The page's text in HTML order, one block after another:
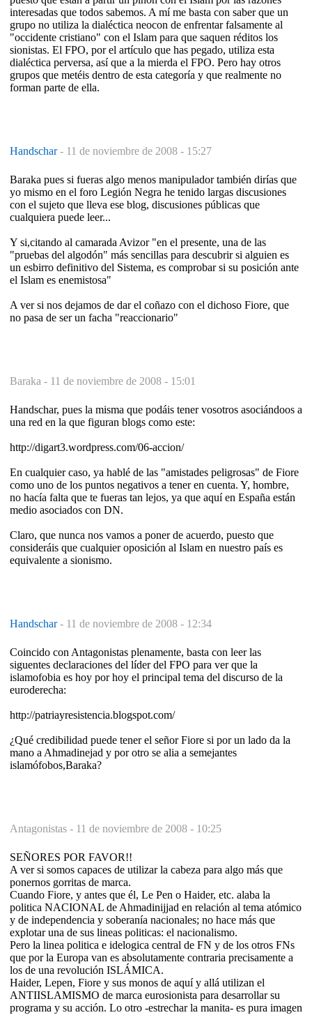
interesadas que todos sabemos. A mí me basta con saber que un
grupo no utiliza la dialéctica neocon de enfrentar falsamente al
"occidente cristiano" con el Islam para que saquen réditos los
sionistas. El FPO, por el artículo que has pegado, utiliza esta
dialéctica perversa, así que a la mierda el FPO. Pero hay otros
grupos que metéis dentro de esta categoría y que realmente no
forman parte de ella.
Handschar- 11 de noviembre de 2008 - 15:27
Baraka pues si fueras algo menos manipulador también dirías que
yo mismo en el foro Legión Negra he tenido largas discusiones
con el sujeto que lleva ese blog, discusiones públicas que
cualquiera puede leer...
Y si,citando al camarada Avizor "en el presente, una de las
"pruebas del algodón" más sencillas para descubrir si alguien es
un esbirro definitivo del Sistema, es comprobar si su posición ante
el Islam es enemistosa"
A ver si nos dejamos de dar el coñazo con el dichoso Fiore, que
no pasa de ser un facha "reaccionario"
Baraka - 11 de noviembre de 2008 - 15:01
Handschar, pues la misma que podáis tener vosotros asociándoos a
una red en la que figuran blogs como este:
http://digart3.wordpress.com/06-accion/
En cualquier caso, ya hablé de las "amistades peligrosas" de Fiore
como uno de los puntos negativos a tener en cuenta. Y, hombre,
no hacía falta que te fueras tan lejos, ya que aquí en España están
medio asociados con DN.
Claro, que nunca nos vamos a poner de acuerdo, puesto que
consideráis que cualquier oposición al Islam en nuestro país es
equivalente a sionismo.
Handschar- 11 de noviembre de 2008 - 12:34
Coincido con Antagonistas plenamente, basta con leer las
siguentes declaraciones del líder del FPO para ver que la
islamofobia es hoy por hoy el principal tema del discurso de la
euroderecha:
http://patriayresistencia.blogspot.com/
¿Qué credibilidad puede tener el señor Fiore si por un lado da la
mano a Ahmadinejad y por otro se alia a semejantes
islamófobos,Baraka?
Antagonistas - 11 de noviembre de 2008 - 10:25
SEÑORES POR FAVOR!!
A ver si somos capaces de utilizar la cabeza para algo más que
ponernos gorritas de marca.
Cuando Fiore, y antes que él, Le Pen o Haider, etc. alaba la
politica NACIONAL de Ahmadinijjad en relación al tema atómico
y de independencia y soberanía nacionales; no hace más que
explotar una de sus lineas politicas: el nacionalismo.
Pero la linea politica e idelogica central de FN y de los otros FNs
que por la Europa van es absolutamente contraria precisamente a
los de una revolución ISLÁMICA.
Haider, Lepen, Fiore y sus monos de aquí y allá utilizan el
ANTIISLAMISMO de marca eurosionista para desarrollar su
programa y su acción. Lo otro -estrechar la manita- es pura imagen